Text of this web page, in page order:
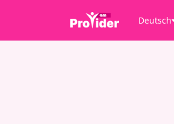
Deutsch